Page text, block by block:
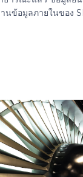
ข้อมูลภายในของ